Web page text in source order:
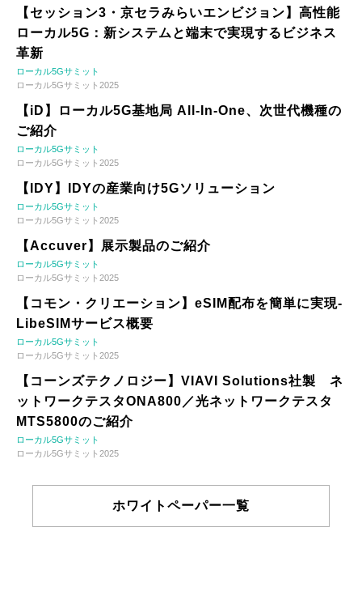
【セッション3・京セラみらいエンビジョン】高性能
ローカル5G：新システムと端末で実現するビジネス
革新
ローカル5Gサミット
ローカル5Gサミット2025
【iD】ローカル5G基地局 All-In-One、次世代機種の
ご紹介
ローカル5Gサミット
ローカル5Gサミット2025
【IDY】IDYの産業向け5Gソリューション
ローカル5Gサミット
ローカル5Gサミット2025
【Accuver】展示製品のご紹介
ローカル5Gサミット
ローカル5Gサミット2025
【コモン・クリエーション】eSIM配布を簡単に実現-
LibeSIMサービス概要
ローカル5Gサミット
ローカル5Gサミット2025
【コーンズテクノロジー】VIAVI Solutions社製 ネ
ットワークテスタONA800／光ネットワークテスタ
MTS5800のご紹介
ローカル5Gサミット
ローカル5Gサミット2025
ホワイトペーパー一覧